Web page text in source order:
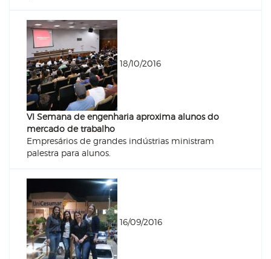
18/10/2016
VI Semana de engenharia aproxima alunos do
mercado de trabalho
Empresários de grandes indústrias ministram
palestra para alunos.
16/09/2016